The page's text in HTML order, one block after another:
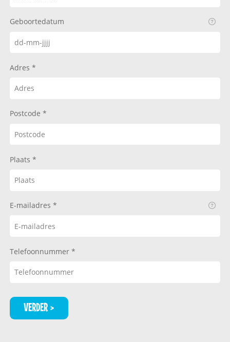
Geboortedatum
Adres
Postcode
Plaats
E-mailadres
Telefoonnummer
VERDER